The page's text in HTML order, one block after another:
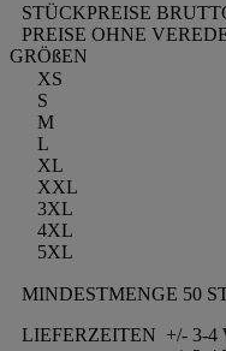
STÜCKPREISE
PREISE OHNE
GRÖßEN
XS
S
M
L
XL
XXL
3XL
4XL
5XL
MINDESTMENGE 50
LIEFERZEITEN +/- 3-